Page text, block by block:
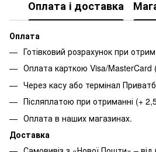
Оплата і доставка
Оплата
Готівковий розрахунок при
Оплата карткою Visa/MasterCard
Через касу або термінал
Післяплатою при отриманні (+
Оплата в наших магазинах.
Доставка